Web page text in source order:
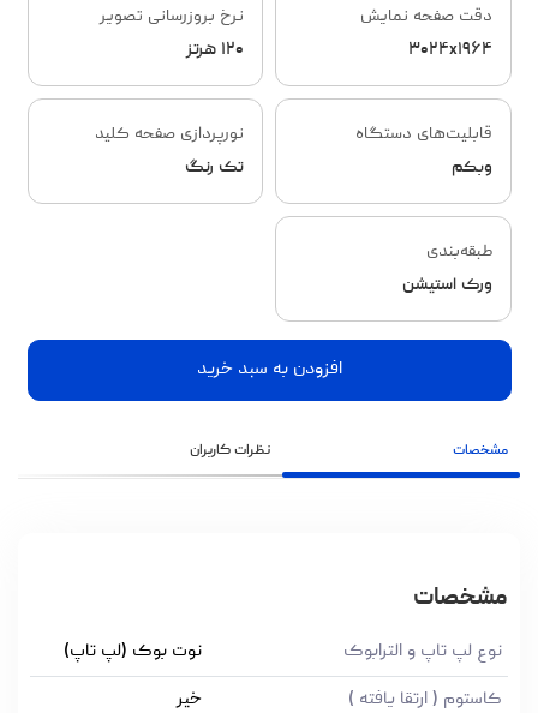
دقت صفحه نمایش
۳۰۲۴x۱۹۶۴
نرخ بروزرسانی تصویر
۱۲۰ هرتز
قابلیت‌های دستگاه
وبکم
نورپردازی صفحه کلید
تک رنگ
طبقه‌بندی
ورک استیشن
افزودن به سبد خرید
مشخصات نظرات کاربران
مشخصات
نوع لپ تاپ و الترابوک
نوت بوک (لپ تاپ)
کاستوم ( ارتقا یافته )
خیر